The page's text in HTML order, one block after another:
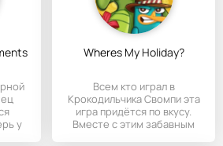
у
Wheres My Holiday?
Всем кто играл в
Крокодильчика Свомпи эта
игра придётся по вкусу.
Вместе с этим забавным